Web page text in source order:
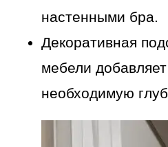
настенными бра.
Декоративная
мебели
необходимую